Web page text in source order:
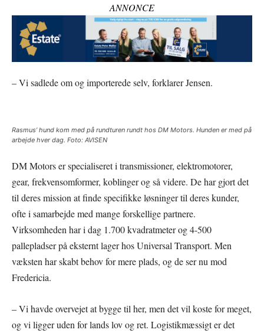
ANNONCE
– Vi sadlede om og importerede selv, forklarer Jensen.
Rasmus’ hund kom med på rundturen rundt hos DM Motors. Hunden er med på
arbejde hver dag. Foto: AVISEN
DM Motors er specialiseret i transmissioner, elektromotorer,
gear, frekvensomformer, koblinger og så videre. De har gjort det
til deres mission at finde specifikke løsninger til deres kunder,
ofte i samarbejde med mange forskellige partnere.
Virksomheden har i dag 1.700 kvadratmeter og 4-500
pallepladser på eksternt lager hos Universal Transport. Men
væksten har skabt behov for mere plads, og de ser nu mod
Fredericia.
– Vi havde overvejet at bygge til her, men det vil koste for meget,
og vi ligger uden for lands lov og ret. Logistikmæssigt er det